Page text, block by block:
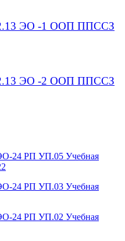
ЭО -1 ООП ППССЗ
ЭО -2 ООП ППССЗ
24 РП УП.05 Учебная
24 РП УП.03 Учебная
24 РП УП.02 Учебная